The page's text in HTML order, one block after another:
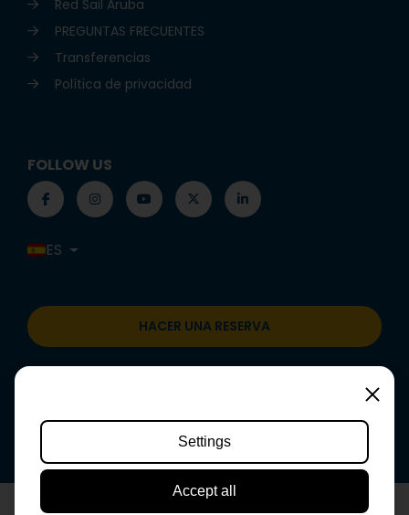
Red Sail Aruba
PREGUNTAS FRECUENTES
Transferencias
Política de privacidad
FOLLOW US
ES
HACER UNA RESERVA
Settings
Accept all